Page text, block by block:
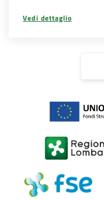
Vedi dettaglio